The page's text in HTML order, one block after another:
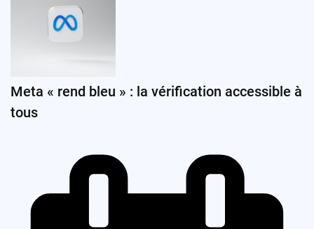
Meta « rend bleu » : la vérification accessible à
tous